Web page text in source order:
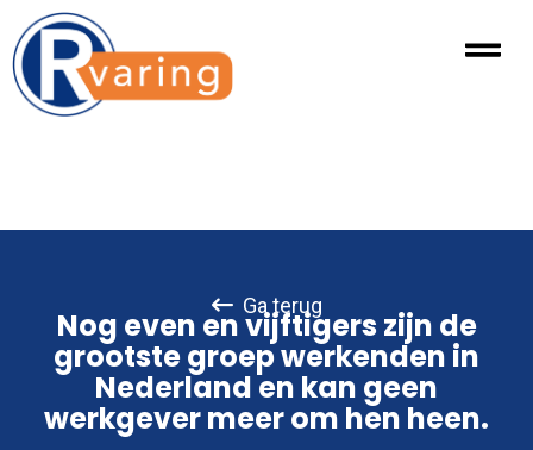
Ga terug
Nog even en vijftigers zijn de
grootste groep werkenden in
Nederland en kan geen
werkgever meer om hen heen.